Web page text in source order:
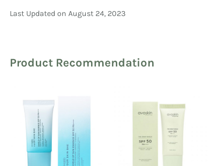
Last Updated on August 24, 2023
Product Recommendation